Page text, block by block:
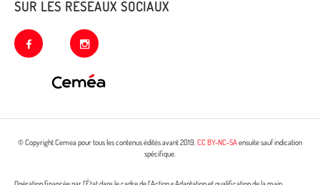
SUR LES RÉSEAUX SOCIAUX
facebook instagram
© Copyright Cemea pour tous les contenus édités avant 2019.CC BY-NC-SAensuite sauf indication
spécifique.